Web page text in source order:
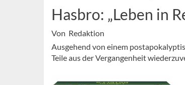
Hasbro: „Leben in
Von Redaktion
Ausgehend von einem
Teile aus der Vergangenheit